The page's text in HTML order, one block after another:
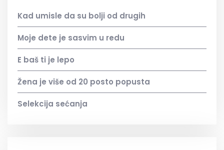
Kad umisle da su bolji od drugih
Moje dete je sasvim u redu
E baš ti je lepo
Žena je više od 20 posto popusta
Selekcija sećanja